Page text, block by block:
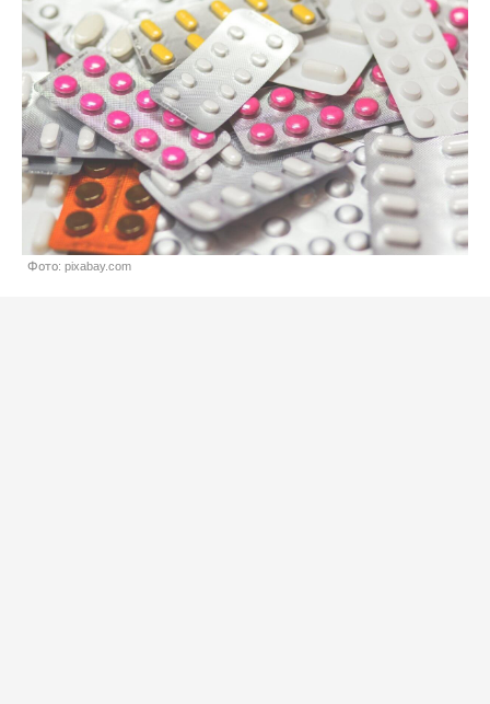
Фото: pixabay.com